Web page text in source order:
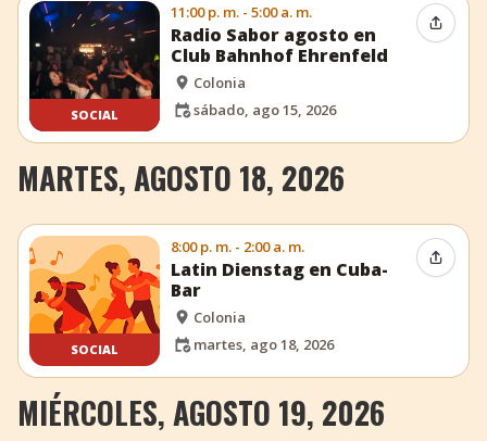
SOCIAL
11:00 p. m. - 5:00 a. m.
Radio Sabor agosto en
Club Bahnhof Ehrenfeld
Colonia
sábado, ago 15, 2026
MARTES, AGOSTO 18, 2026
SOCIAL
8:00 p. m. - 2:00 a. m.
Latin Dienstag en Cuba-
Bar
Colonia
martes, ago 18, 2026
MIÉRCOLES, AGOSTO 19, 2026